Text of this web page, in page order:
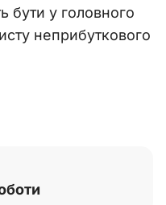
бути у головного
неприбуткового